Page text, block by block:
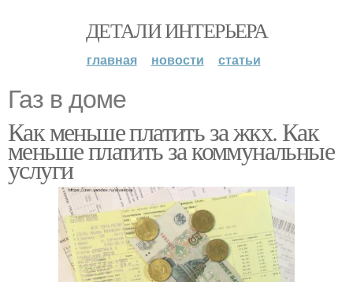
ДЕТАЛИ ИНТЕРЬЕРА
главная новости статьи
Газ в доме
Как меньше платить за жкх. Как
меньше платить за коммунальные
услуги